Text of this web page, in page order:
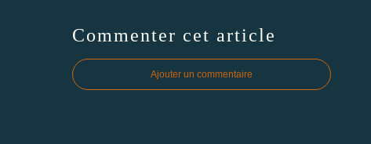
Commenter cet article
Ajouter un commentaire